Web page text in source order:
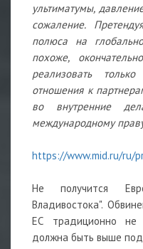
ультиматумы,
сожаление.
полюса на
похоже,
реализовать
отношения к
во внутренние
международному
https://www.mid.ru/ru/
Не получится
Владивостока".
ЕС традиционно не
должна быть выше